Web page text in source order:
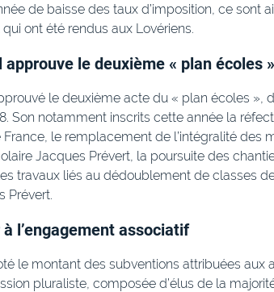
de baisse des taux d’imposition, ce sont
ont été rendus aux Lovériens.
le deuxième « plan écoles »
le deuxième acte du « plan écoles »,
Son notamment inscrits cette année la
le remplacement de l’intégralité des
Jacques Prévert, la poursuite des
travaux liés au dédoublement de classes
Prévert.
l’engagement associatif
le montant des subventions attribuées aux
pluraliste, composée d’élus de la